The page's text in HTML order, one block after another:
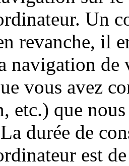
Un
revanche, il
navigation
vous avez
etc.) que
durée de
est